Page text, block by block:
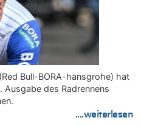
Bull-BORA-hansgrohe) hat
Ausgabe des Radrennens
....weiterlesen